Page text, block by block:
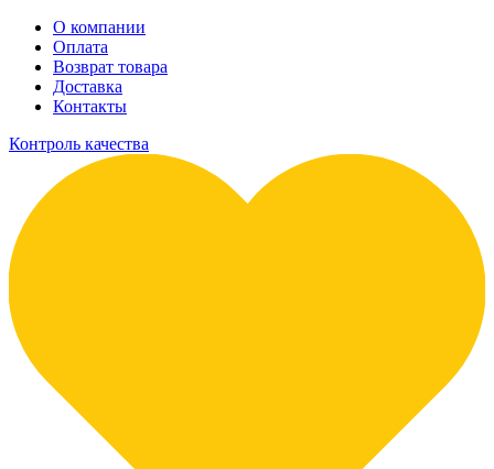
О компании
Оплата
Возврат товара
Доставка
Контакты
Контроль качества